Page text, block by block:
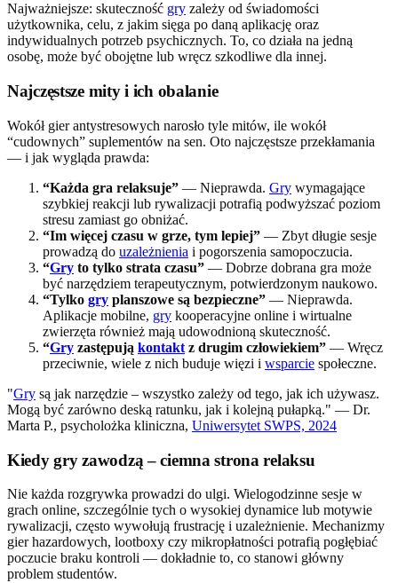
Najważniejsze: skuteczność gry zależy od świadomości
użytkownika, celu, z jakim sięga po daną aplikację oraz
indywidualnych potrzeb psychicznych. To, co działa na jedną
osobę, może być obojętne lub wręcz szkodliwe dla innej.
Najczęstsze mity i ich obalanie
Wokół gier antystresowych narosło tyle mitów, ile wokół
“cudownych” suplementów na sen. Oto najczęstsze przekłamania
— i jak wygląda prawda:
“Każda gra relaksuje” — Nieprawda. Gry wymagające
szybkiej reakcji lub rywalizacji potrafią podwyższać poziom
stresu zamiast go obniżać.
“Im więcej czasu w grze, tym lepiej” — Zbyt długie sesje
prowadzą do uzależnienia i pogorszenia samopoczucia.
“Gry to tylko strata czasu” — Dobrze dobrana gra może
być narzędziem terapeutycznym, potwierdzonym naukowo.
“Tylko gry planszowe są bezpieczne” — Nieprawda.
Aplikacje mobilne, gry kooperacyjne online i wirtualne
zwierzęta również mają udowodnioną skuteczność.
“Gry zastępują kontakt z drugim człowiekiem” — Wręcz
przeciwnie, wiele z nich buduje więzi i wsparcie społeczne.
"Gry są jak narzędzie – wszystko zależy od tego, jak ich używasz.
Mogą być zarówno deską ratunku, jak i kolejną pułapką." — Dr.
Marta P., psycholożka kliniczna, Uniwersytet SWPS, 2024
Kiedy gry zawodzą – ciemna strona relaksu
Nie każda rozgrywka prowadzi do ulgi. Wielogodzinne sesje w
grach online, szczególnie tych o wysokiej dynamice lub motywie
rywalizacji, często wywołują frustrację i uzależnienie. Mechanizmy
gier hazardowych, lootboxy czy mikropłatności potrafią pogłębiać
poczucie braku kontroli — dokładnie to, co stanowi główny
problem studentów.